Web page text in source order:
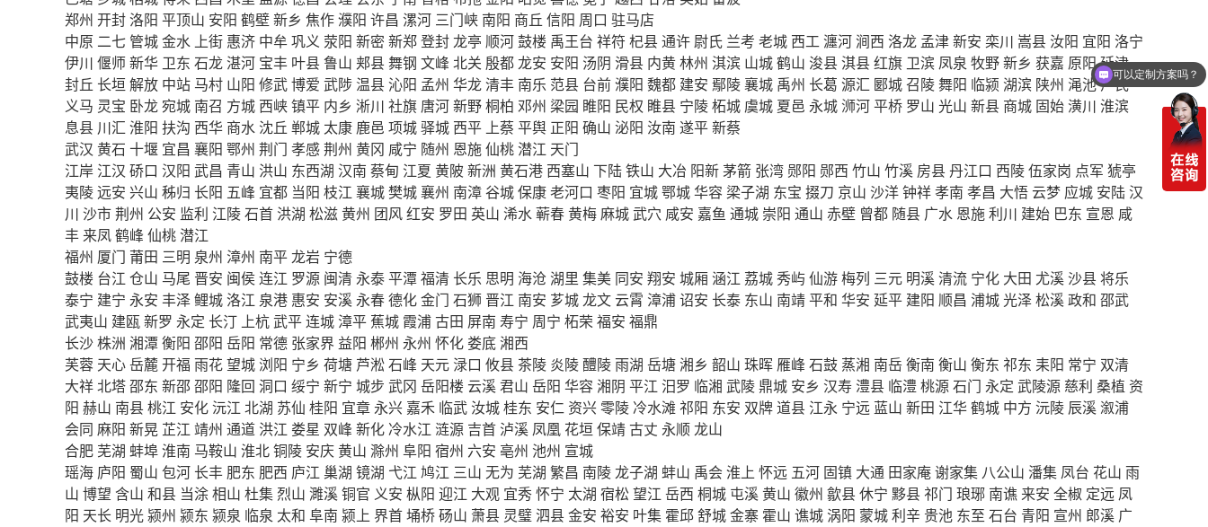
郑州 开封洛阳 平顶山 安阳 鹤壁新乡 焦作濮阳 许昌 漯河 三门峡 南阳 商丘 信阳 周口 驻马店
中原 二七 管城金水 上街 惠济 中牟巩义 荥阳 新密 新郑登封龙亭 顺河鼓楼 禹王台 祥符 杞县通许 尉氏 兰考 老城 西工瀍河涧西 洛龙 孟津新安 栾川 嵩县 汝阳 宜阳 洛宁
伊川 偃师新华 卫东 石龙湛河 宝丰 叶县鲁山 郏县舞钢 文峰 北关 殷都龙安 安阳 汤阴 滑县 内黄林州 淇滨 山城鹤山 浚县淇县红旗 卫滨 凤泉 牧野新乡 获嘉 原阳延津
封丘 长垣解放 中站 马村 山阳 修武博爱 武陟 温县沁阳 孟州 华龙清丰 南乐 范县 台前濮阳 魏都 建安 鄢陵襄城 禹州 长葛 源汇 郾城召陵舞阳 临颍 湖滨 陕州 渑池卢氏
义马 灵宝 卧龙宛城 南召 方城 西峡镇平 内乡 淅川 社旗 唐河新野桐柏 邓州 梁园 睢阳 民权 睢县 宁陵柘城 虞城 夏邑 永城浉河平桥 罗山 光山 新县 商城 固始潢川 淮滨
息县 川汇 淮阳 扶沟 西华 商水 沈丘 郸城 太康 鹿邑 项城驿城 西平 上蔡 平舆 正阳 确山 泌阳 汝南 遂平新蔡
武汉 黄石 十堰 宜昌 襄阳 鄂州 荆门 孝感荆州 黄冈 咸宁 随州 恩施仙桃潜江 天门
江岸 江汉 硚口 汉阳 武昌 青山 洪山 东西湖 汉南 蔡甸 江夏 黄陂 新洲 黄石港 西塞山 下陆铁山 大冶 阳新茅箭 张湾 郧阳 郧西 竹山 竹溪 房县丹江口 西陵伍家岗 点军 猇亭
夷陵远安 兴山 秭归 长阳 五峰 宜都 当阳 枝江 襄城樊城襄州 南漳谷城保康老河口 枣阳 宜城鄂城华容 梁子湖 东宝 掇刀 京山 沙洋钟祥孝南 孝昌 大悟 云梦 应城 安陆汉
川 沙市荆州 公安 监利 江陵石首 洪湖 松滋黄州 团风红安 罗田 英山 浠水蕲春黄梅麻城武穴 咸安 嘉鱼 通城 崇阳 通山 赤壁 曾都 随县 广水 恩施利川 建始 巴东 宣恩 咸
丰 来凤鹤峰 仙桃潜江
福州 厦门 莆田 三明 泉州 漳州 南平龙岩 宁德
鼓楼 台江 仓山 马尾 晋安 闽侯连江 罗源 闽清 永泰平潭福清 长乐 思明 海沧 湖里 集美 同安 翔安 城厢 涵江 荔城秀屿仙游梅列 三元 明溪清流 宁化 大田 尤溪沙县将乐
泰宁 建宁 永安 丰泽鲤城洛江 泉港 惠安 安溪 永春德化金门 石狮 晋江 南安 芗城龙文 云霄 漳浦诏安 长泰 东山 南靖平和 华安 延平 建阳 顺昌 浦城光泽松溪政和 邵武
武夷山 建瓯新罗 永定 长汀 上杭武平连城 漳平 蕉城 霞浦古田 屏南 寿宁 周宁 柘荣 福安 福鼎
长沙株洲 湘潭衡阳 邵阳 岳阳 常德 张家界 益阳 郴州 永州 怀化 娄底湘西
芙蓉 天心岳麓开福 雨花望城 浏阳 宁乡 荷塘 芦淞石峰 天元 渌口 攸县茶陵 炎陵醴陵雨湖 岳塘湘乡 韶山 珠晖 雁峰 石鼓 蒸湘 南岳衡南 衡山 衡东 祁东 耒阳 常宁 双清
大祥北塔邵东 新邵邵阳 隆回 洞口 绥宁 新宁 城步 武冈 岳阳楼 云溪君山 岳阳 华容湘阴 平江 汨罗 临湘 武陵鼎城 安乡 汉寿 澧县 临澧桃源石门 永定 武陵源 慈利 桑植 资
阳 赫山 南县桃江 安化沅江 北湖 苏仙 桂阳 宜章 永兴 嘉禾 临武 汝城桂东 安仁 资兴零陵 冷水滩 祁阳 东安 双牌道县 江永 宁远 蓝山 新田 江华鹤城 中方 沅陵 辰溪 溆浦
会同 麻阳 新晃 芷江 靖州 通道 洪江 娄星 双峰 新化 冷水江 涟源 吉首 泸溪 凤凰 花垣保靖古丈 永顺龙山
合肥 芜湖 蚌埠淮南 马鞍山 淮北铜陵 安庆黄山 滁州 阜阳 宿州 六安 亳州 池州 宣城
瑶海 庐阳 蜀山 包河 长丰 肥东 肥西 庐江 巢湖 镜湖 弋江 鸠江 三山 无为 芜湖 繁昌 南陵龙子湖 蚌山 禹会淮上 怀远 五河 固镇 大通 田家庵谢家集 八公山 潘集 凤台 花山 雨
山 博望 含山 和县 当涂相山 杜集 烈山 濉溪铜官 义安 枞阳 迎江 大观 宜秀怀宁 太湖 宿松 望江 岳西 桐城 屯溪黄山 徽州 歙县休宁 黟县祁门 琅琊 南谯 来安 全椒 定远 凤
阳 天长 明光颍州 颍东 颍泉 临泉 太和 阜南 颍上 界首埇桥砀山 萧县 灵璧泗县金安 裕安 叶集 霍邱舒城金寨 霍山 谯城 涡阳 蒙城利辛 贵池 东至 石台 青阳 宣州 郎溪 广
你们电话多少
可以定制方案吗？